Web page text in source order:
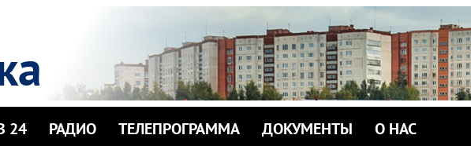
24 РАДИО ТЕЛЕПРОГРАММА ДОКУМЕНТЫ О НАС